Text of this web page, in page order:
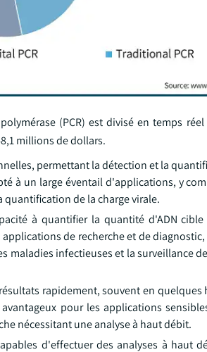
(PCR) est divisé en temps réel
millions de dollars.
permettant la détection et la
à un large éventail d'applications, y
de la charge virale.
à quantifier la quantité d'ADN
de recherche et de
maladies infectieuses et la surveillance
rapidement, souvent en
pour les applications
nécessitant une analyse à haut débit.
d'effectuer des analyses à haut